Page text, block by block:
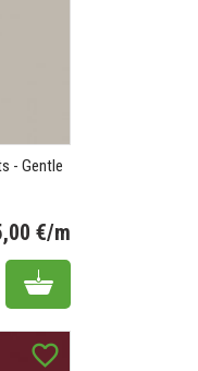
- Gentle
€/m
Add to cart
favorite_border